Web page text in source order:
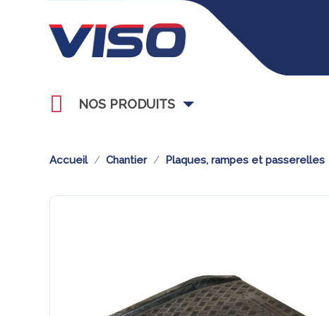
NOS PRODUITS
Accueil Chantier Plaques, rampes et passerelles